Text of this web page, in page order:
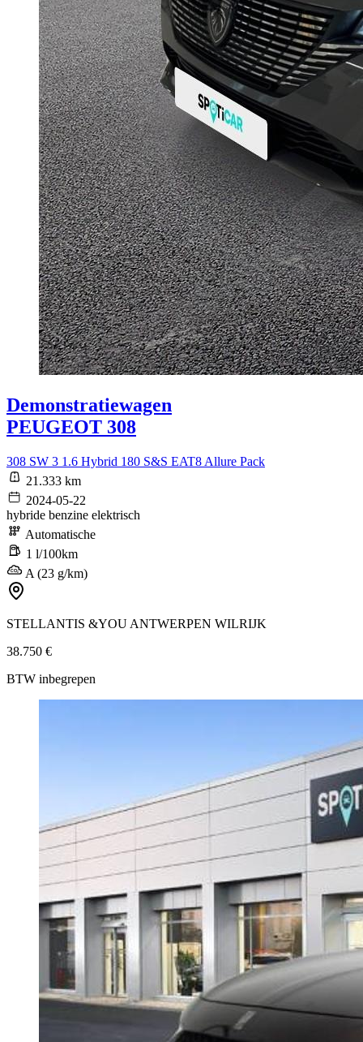
Demonstratiewagen
PEUGEOT 308
308 SW 3 1.6 Hybrid 180 S&S EAT8 Allure Pack
21.333 km
2024-05-22
hybride benzine elektrisch
Automatische
1 l/100km
A (23 g/km)
STELLANTIS &YOU ANTWERPEN WILRIJK
38.750 €
BTW inbegrepen